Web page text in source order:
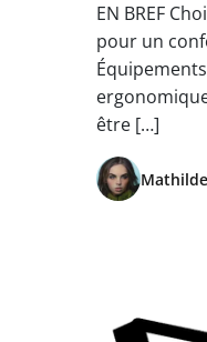
EN BREF
pour un
être […]